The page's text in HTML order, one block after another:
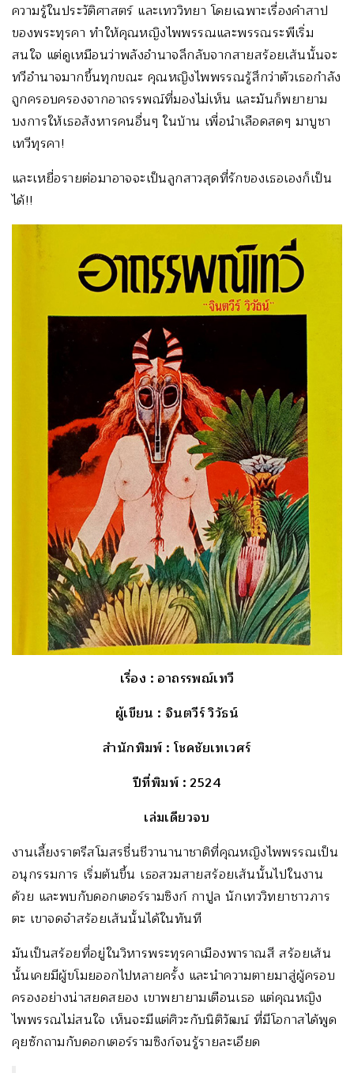
ความรู้ในประวัติศาสตร์ และเทววิทยา โดยเฉพาะเรื่องคำสาป
ของพระทุรคา ทำให้คุณหญิงไพพรรณและพรรณระพีเริ่ม
สนใจ แต่ดูเหมือนว่าพลังอำนาจลึกลับจากสายสร้อยเส้นนั้นจะ
ทวีอำนาจมากขึ้นทุกขณะ คุณหญิงไพพรรณรู้สึกว่าตัวเธอกำลัง
ถูกครอบครองจากอาถรรพณ์ที่มองไม่เห็น และมันก็พยายาม
บงการให้เธอสังหารคนอื่นๆ ในบ้าน เพื่อนำเลือดสดๆ มาบูชา
เทวีทุรคา!
และเหยื่อรายต่อมาอาจจะเป็นลูกสาวสุดที่รักของเธอเองก็เป็น
ได้!!
เรื่อง : อาถรรพณ์เทวี
ผู้เขียน : จินตวีร์ วิวัธน์
สำนักพิมพ์ : โชคชัยเทเวศร์
ปีที่พิมพ์ : 2524
เล่มเดียวจบ
งานเลี้ยงราตรีสโมสรชื่นชีวานานาชาติที่คุณหญิงไพพรรณเป็น
อนุกรรมการ เริ่มต้นขึ้น เธอสวมสายสร้อยเส้นนั้นไปในงาน
ด้วย และพบกับดอกเตอร์รามซิงก์ กาปูล นักเทววิทยาชาวภาร
ตะ เขาจดจำสร้อยเส้นนั้นได้ในทันที
มันเป็นสร้อยที่อยู่ในวิหารพระทุรคาเมืองพาราณสี สร้อยเส้น
นั้นเคยมีผู้ขโมยออกไปหลายครั้ง และนำความตายมาสู่ผู้ครอบ
ครองอย่างน่าสยดสยอง เขาพยายามเตือนเธอ แต่คุณหญิง
ไพพรรณไม่สนใจ เห็นจะมีแต่ศิวะกับนิติวัฒน์ ที่มีโอกาสได้พูด
คุยซักถามกับดอกเตอร์รามซิงก์จนรู้รายละเอียด